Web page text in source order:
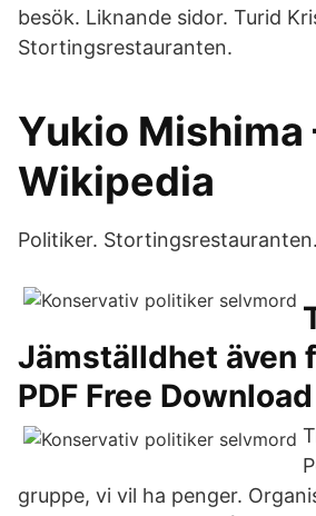
besök. Liknande sidor. Turid
Stortingsrestauranten.
Yukio Mishima
Wikipedia
Politiker. Stortingsrestauranten.
Jämställdhet även
PDF Free Download
gruppe, vi vil ha penger.